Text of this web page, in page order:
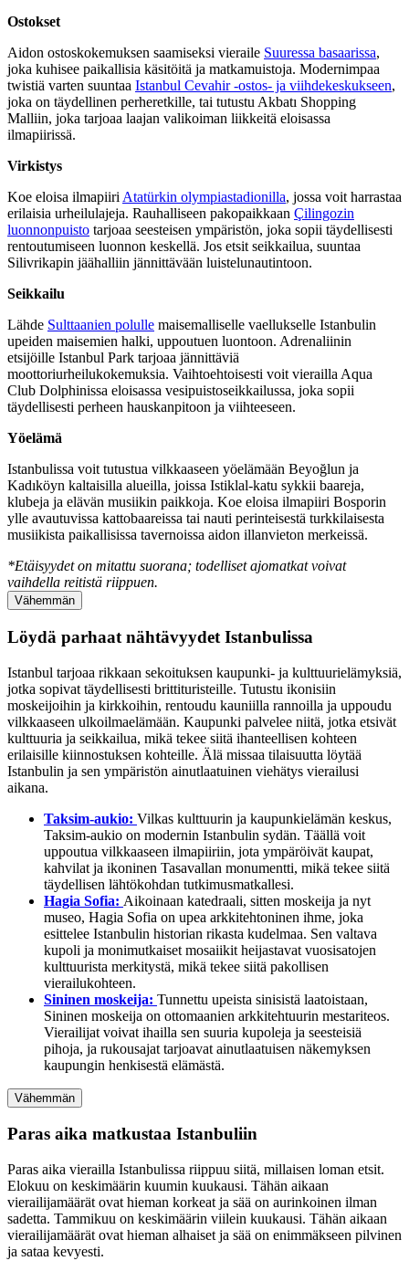
Ostokset
Aidon ostoskokemuksen saamiseksi vieraile Suuressa basaarissa,
joka kuhisee paikallisia käsitöitä ja matkamuistoja. Modernimpaa
twistiä varten suuntaa Istanbul Cevahir -ostos- ja viihdekeskukseen,
joka on täydellinen perheretkille, tai tutustu Akbatı Shopping
Malliin, joka tarjoaa laajan valikoiman liikkeitä eloisassa
ilmapiirissä.
Virkistys
Koe eloisa ilmapiiri Atatürkin olympiastadionilla, jossa voit harrastaa
erilaisia urheilulajeja. Rauhalliseen pakopaikkaan Çilingozin
luonnonpuisto tarjoaa seesteisen ympäristön, joka sopii täydellisesti
rentoutumiseen luonnon keskellä. Jos etsit seikkailua, suuntaa
Silivrikapin jäähalliin jännittävään luistelunautintoon.
Seikkailu
Lähde Sulttaanien polulle maisemalliselle vaellukselle Istanbulin
upeiden maisemien halki, uppoutuen luontoon. Adrenaliinin
etsijöille Istanbul Park tarjoaa jännittäviä
moottoriurheilukokemuksia. Vaihtoehtoisesti voit vierailla Aqua
Club Dolphinissa eloisassa vesipuistoseikkailussa, joka sopii
täydellisesti perheen hauskanpitoon ja viihteeseen.
Yöelämä
Istanbulissa voit tutustua vilkkaaseen yöelämään Beyoğlun ja
Kadıköyn kaltaisilla alueilla, joissa Istiklal-katu sykkii baareja,
klubeja ja elävän musiikin paikkoja. Koe eloisa ilmapiiri Bosporin
ylle avautuvissa kattobaareissa tai nauti perinteisestä turkkilaisesta
musiikista paikallisissa tavernoissa aidon illanvieton merkeissä.
*Etäisyydet on mitattu suorana; todelliset ajomatkat voivat
vaihdella reitistä riippuen.
Vähemmän
Löydä parhaat nähtävyydet Istanbulissa
Istanbul tarjoaa rikkaan sekoituksen kaupunki- ja kulttuurielämyksiä,
jotka sopivat täydellisesti brittituristeille. Tutustu ikonisiin
moskeijoihin ja kirkkoihin, rentoudu kauniilla rannoilla ja uppoudu
vilkkaaseen ulkoilmaelämään. Kaupunki palvelee niitä, jotka etsivät
kulttuuria ja seikkailua, mikä tekee siitä ihanteellisen kohteen
erilaisille kiinnostuksen kohteille. Älä missaa tilaisuutta löytää
Istanbulin ja sen ympäristön ainutlaatuinen viehätys vierailusi
aikana.
Taksim-aukio: Vilkas kulttuurin ja kaupunkielämän keskus,
Taksim-aukio on modernin Istanbulin sydän. Täällä voit
uppoutua vilkkaaseen ilmapiiriin, jota ympäröivät kaupat,
kahvilat ja ikoninen Tasavallan monumentti, mikä tekee siitä
täydellisen lähtökohdan tutkimusmatkallesi.
Hagia Sofia: Aikoinaan katedraali, sitten moskeija ja nyt
museo, Hagia Sofia on upea arkkitehtoninen ihme, joka
esittelee Istanbulin historian rikasta kudelmaa. Sen valtava
kupoli ja monimutkaiset mosaiikit heijastavat vuosisatojen
kulttuurista merkitystä, mikä tekee siitä pakollisen
vierailukohteen.
Sininen moskeija: Tunnettu upeista sinisistä laatoistaan,
Sininen moskeija on ottomaanien arkkitehtuurin mestariteos.
Vierailijat voivat ihailla sen suuria kupoleja ja seesteisiä
pihoja, ja rukousajat tarjoavat ainutlaatuisen näkemyksen
kaupungin henkisestä elämästä.
Vähemmän
Paras aika matkustaa Istanbuliin
Paras aika vierailla Istanbulissa riippuu siitä, millaisen loman etsit.
Elokuu on keskimäärin kuumin kuukausi. Tähän aikaan
vierailijamäärät ovat hieman korkeat ja sää on aurinkoinen ilman
sadetta. Tammikuu on keskimäärin viilein kuukausi. Tähän aikaan
vierailijamäärät ovat hieman alhaiset ja sää on enimmäkseen pilvinen
ja sataa kevyesti.